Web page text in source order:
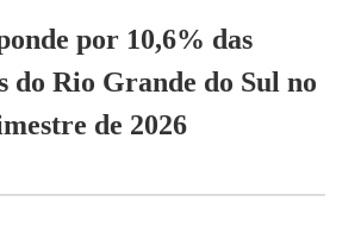
por 10,6% das
do Rio Grande do Sul no
de 2026